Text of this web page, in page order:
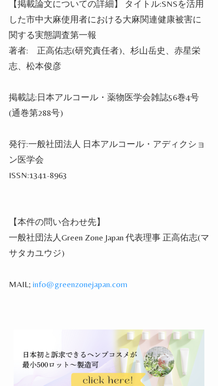
【掲載論文についての詳細】 タイトル:SNSを活用
した市中大麻使用者における大麻関連健康被害に
関する実態調査第一報
著者: 正高佑志(研究責任者)、杉山岳史、赤星栄
志、松本俊彦
掲載誌:日本アルコール・薬物医学会雑誌56巻4号
(通巻第288号)
発行:一般社団法人 日本アルコール・アディクショ
ン医学会
ISSN:1341-8963
【本件の問い合わせ先】
一般社団法人Green Zone Japan 代表理事 正高佑志(マ
サタカユウジ)
MAIL; info@greenzonejapan.com